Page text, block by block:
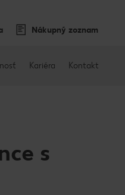
Nákupný zoznam
Kariéra Kontakt
s